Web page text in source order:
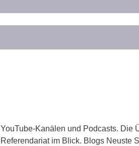
Kanälen und Podcasts. Die
im Blick. Blogs